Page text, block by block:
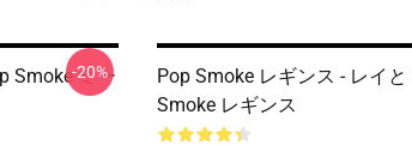
Smoke ミー
-20%
Pop Smoke レギンス - レイと
Smoke レギンス